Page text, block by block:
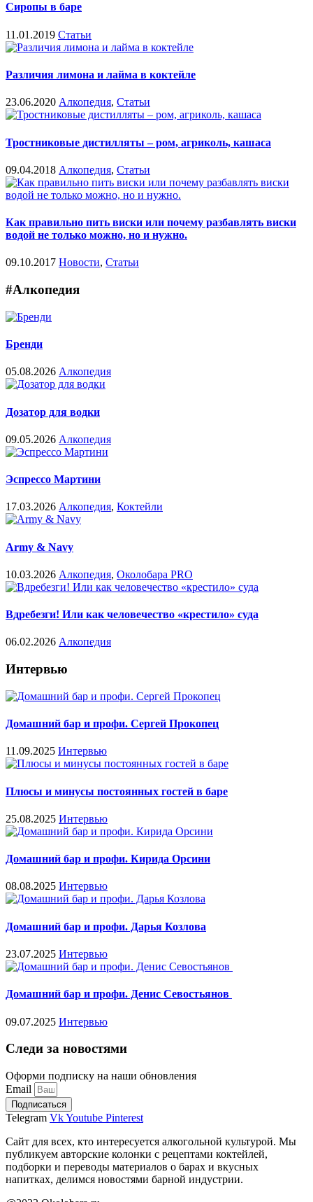
Сиропы в баре
11.01.2019 Статьи
Различия лимона и лайма в коктейле
23.06.2020 Алкопедия, Статьи
Тростниковые дистилляты – ром, агриколь, кашаса
09.04.2018 Алкопедия, Статьи
Как правильно пить виски или почему разбавлять виски
водой не только можно, но и нужно.
09.10.2017 Новости, Статьи
#Алкопедия
Бренди
05.08.2026 Алкопедия
Дозатор для водки
09.05.2026 Алкопедия
Эспрессо Мартини
17.03.2026 Алкопедия, Коктейли
Army & Navy
10.03.2026 Алкопедия, Околобара PRO
Вдребезги! Или как человечество «крестило» суда
06.02.2026 Алкопедия
Интервью
Домашний бар и профи. Сергей Прокопец
11.09.2025 Интервью
Плюсы и минусы постоянных гостей в баре
25.08.2025 Интервью
Домашний бар и профи. Кирида Орсини
08.08.2025 Интервью
Домашний бар и профи. Дарья Козлова
23.07.2025 Интервью
Домашний бар и профи. Денис Севостьянов
09.07.2025 Интервью
Следи за новостями
Оформи подписку на наши обновления
Email
Подписаться
Telegram VkYoutube Pinterest
Сайт для всех, кто интересуется алкогольной культурой. Мы
публикуем авторские колонки с рецептами коктейлей,
подборки и переводы материалов о барах и вкусных
напитках, делимся новостями барной индустрии.